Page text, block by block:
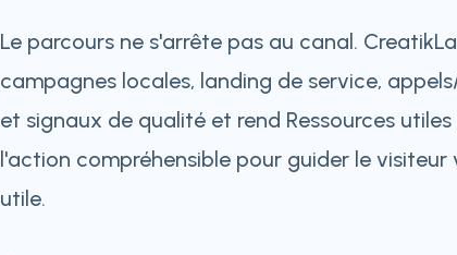
Le parcours ne s'arrête pas au canal.
campagnes locales, landing de service,
et signaux de qualité et rend Ressources
l'action compréhensible pour guider le visiteur
utile.